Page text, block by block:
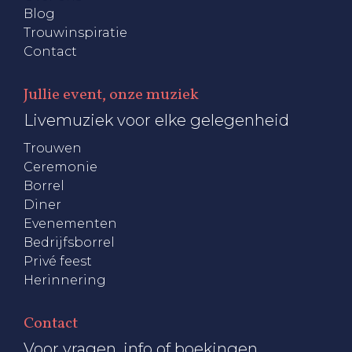
Blog
Trouwinspiratie
Contact
Jullie event, onze muziek
Livemuziek voor elke gelegenheid
Trouwen
Ceremonie
Borrel
Diner
Evenementen
Bedrijfsborrel
Privé feest
Herinnering
Contact